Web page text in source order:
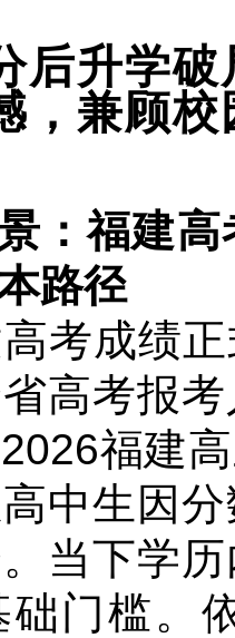
后升学
，兼顾
：福建
路径
考成绩
高考报
福建
中生因
当下学
门槛。